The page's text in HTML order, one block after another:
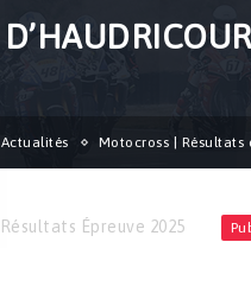
Actualités Motocross | Résultats
Résultats Épreuve 2025